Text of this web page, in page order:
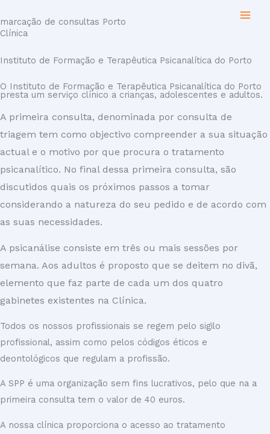
to
content
marcação de consultas Porto
Clínica
Instituto de Formação e Terapêutica Psicanalítica do Porto
O Instituto de Formação e Terapêutica Psicanalítica do Porto
presta um serviço clínico a crianças, adolescentes e adultos.
A primeira consulta, denominada por consulta de
triagem tem como objectivo compreender a sua situação
actual e o motivo por que procura o tratamento
psicanalítico. No final dessa primeira consulta, são
discutidos quais os próximos passos a tomar
considerando a natureza do seu pedido e de acordo com
as suas necessidades.
A psicanálise consiste em três ou mais sessões por
semana. Aos adultos é proposto que se deitem no divã,
elemento que faz parte de cada um dos quatro
gabinetes existentes na Clínica.
Todos os nossos profissionais se regem pelo sigilo
profissional, assim como pelos códigos éticos e
deontológicos que regulam a profissão.
A SPP é uma organização sem fins lucrativos, pelo que na a
primeira consulta tem o valor de 40 euros.
A nossa clínica proporciona o acesso ao tratamento